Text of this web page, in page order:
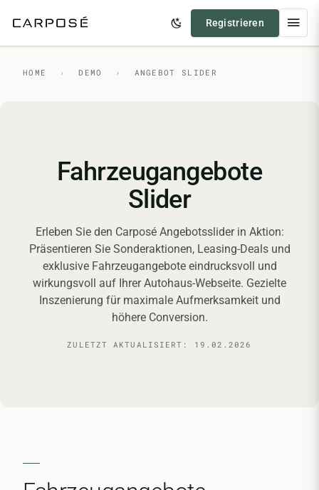
Registrieren
HOME › DEMO › ANGEBOT SLIDER
Fahrzeugangebote
Slider
Erleben Sie den Carposé Angebotsslider in Aktion:
Präsentieren Sie Sonderaktionen, Leasing-Deals und
exklusive Fahrzeugangebote eindrucksvoll und
wirkungsvoll auf Ihrer Autohaus-Webseite. Gezielte
Inszenierung für maximale Aufmerksamkeit und
höhere Conversion.
ZULETZT AKTUALISIERT: 19.02.2026